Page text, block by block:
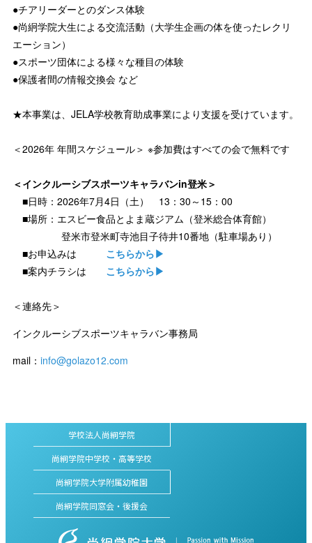
●チアリーダーとのダンス体験
●尚絅学院大生による交流活動（大学生企画の体を使ったレクリ
エーション）
●スポーツ団体による様々な種目の体験
●保護者間の情報交換会 など
★本事業は、JELA学校教育助成事業により支援を受けています。
＜2026年 年間スケジュール＞ ※参加費はすべての会で無料です
＜インクルーシブスポーツキャラバンin登米＞
■日時：2026年7月4日（土） 13：30～15：00
■場所：エスビー食品とよま蔵ジアム（登米総合体育館）
登米市登米町寺池目子待井10番地（駐車場あり）
■お申込みは こちらから▶
■案内チラシは こちらから▶
＜連絡先＞
インクルーシブスポーツキャラバン事務局
mail： info@golazo12.com
学校法人尚絅学院
尚絅学院中学校・高等学校
尚絅学院大学附属幼稚園
尚絅学院同窓会・後援会